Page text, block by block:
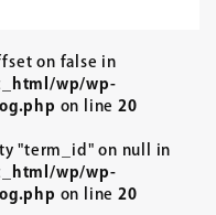
on false in
wp/wp-
on line20
"term_id" on null in
wp/wp-
on line20